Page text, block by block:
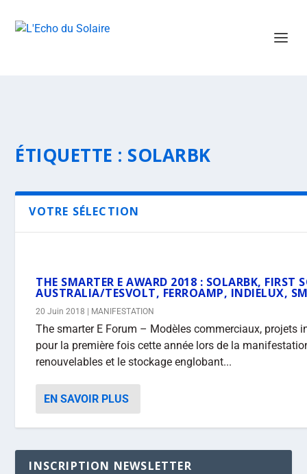
ÉTIQUETTE : SOLARBK
VOTRE SÉLECTION
THE SMARTER E AWARD 2018 : SOLARBK, FIRST
AUSTRALIA/TESVOLT, FERROAMP, INDIELUX,
20 Juin 2018 MANIFESTATION
The smarter E Forum – Modèles commerciaux, projets
pour la première fois cette année lors de la
renouvelables et le stockage englobant...
EN SAVOIR PLUS
INSCRIPTION NEWSLETTER